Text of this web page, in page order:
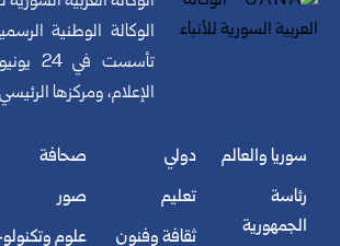
الوكالة الوطنية
الإعلام، ومركزها
سوريا والعالم
رئاسة
الجمهورية
دولي
تعليم
ثقافة وفنون
صحافة
صور
علوم